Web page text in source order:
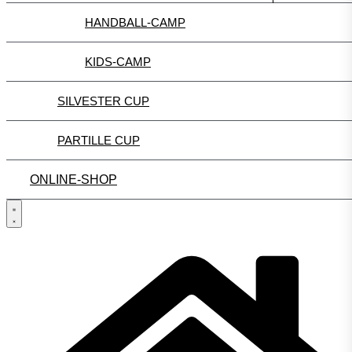
HANDBALL-CAMP
KIDS-CAMP
SILVESTER CUP
PARTILLE CUP
ONLINE-SHOP